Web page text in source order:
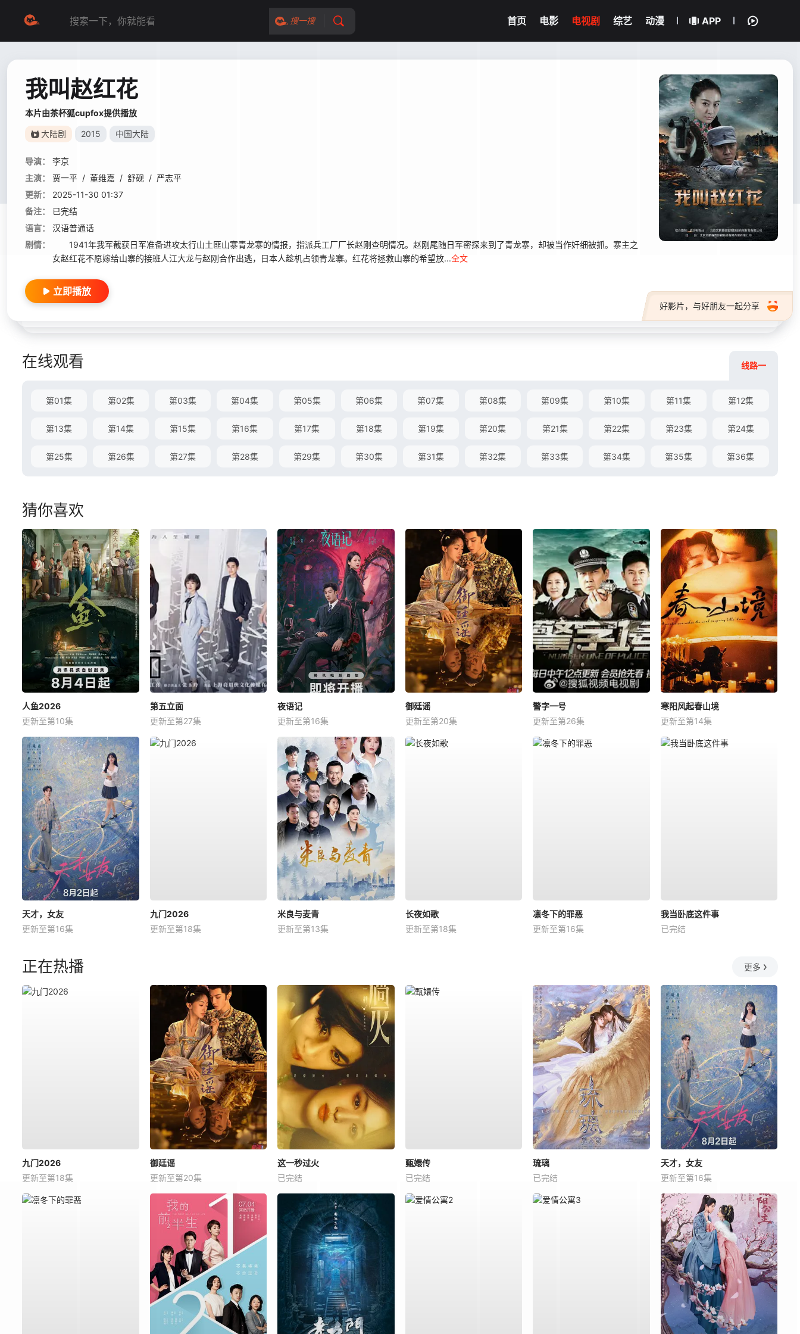
搜一搜 首页 电影 电视剧 综艺 动漫 APP
我叫赵红花
本片由茶杯狐cupfox提供播放
大陆剧 2015 中国大陆
导演：
李京
主演：
贾一平 / 董维嘉 / 舒砚 / 严志平
更新：
2025-11-30 01:37
备注：
已完结
语言：
汉语普通话
剧情：
1941年我军截获日军准备进攻太行山土匪山寨青龙寨的情报，指派兵工厂厂长赵刚查明情况。赵刚尾随日军密探来到了青龙寨，却被当作奸细被抓。寨主之
女赵红花不愿嫁给山寨的接班人江大龙与赵刚合作出逃，日本人趁机占领青龙寨。红花将拯救山寨的希望放...全文
好影片，与好朋友一起分享
立即播放
在线观看 线路一
第01集 第02集 第03集 第04集 第05集 第06集 第07集 第08集 第09集 第10集 第11集 第12集
第13集 第14集 第15集 第16集 第17集 第18集 第19集 第20集 第21集 第22集 第23集 第24集
第25集 第26集 第27集 第28集 第29集 第30集 第31集 第32集 第33集 第34集 第35集 第36集
猜你喜欢
人鱼2026
更新至第10集
第五立面
更新至第27集
夜语记
更新至第16集
御廷谣
更新至第20集
警字一号
更新至第26集
寒阳风起春山境
更新至第14集
天才，女友
更新至第16集
九门2026
更新至第18集
米良与麦青
更新至第13集
长夜如歌
更新至第18集
凛冬下的罪恶
更新至第16集
我当卧底这件事
已完结
正在热播 更多
九门2026
更新至第18集
御廷谣
更新至第20集
这一秒过火
已完结
甄嬛传
已完结
琉璃
已完结
天才，女友
更新至第16集